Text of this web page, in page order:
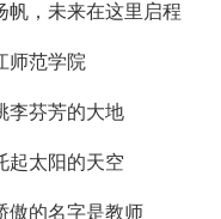
帆，未来在这里启程
师范学院
李芬芳的大地
起太阳的天空
傲的名字是教师